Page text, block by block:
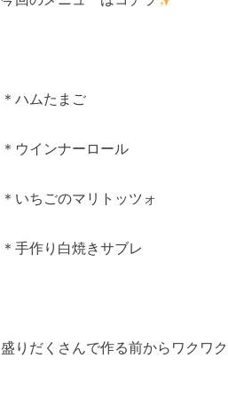
＊ハムたまご
＊ウインナーロール
＊いちごのマリトッツォ
＊手作り白焼きサブレ
盛りだくさんで作る前からワクワ